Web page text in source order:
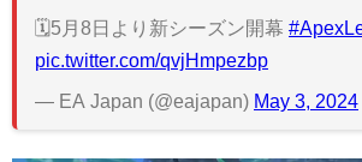
🗓5月8日より新シーズン開幕
pic.twitter.com/qvjHmpezbp
— EA Japan (@eajapan) May 3, 2024